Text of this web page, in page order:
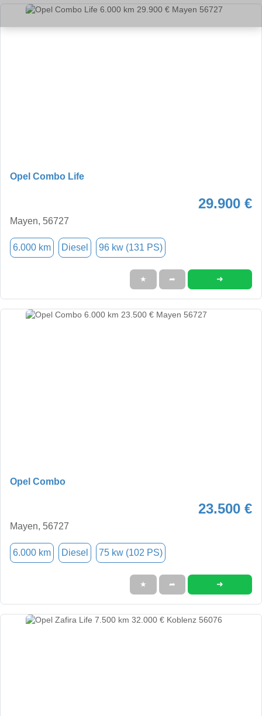
Opel Combo Life
29.900 €
Mayen, 56727
6.000 km Diesel 96 kw (131 PS)
★ ➦ ➜
Opel Combo
23.500 €
Mayen, 56727
6.000 km Diesel 75 kw (102 PS)
★ ➦ ➜